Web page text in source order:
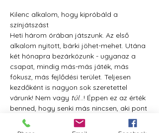
Kilenc alkalom, hogy kipróbáld a
színjátszást
Heti három órában játszunk. Az első
alkalom nyitott, bárki jöhet-mehet. Utána
két hónapra bezárkózunk - ugyanaz a
csapat, mindig más-más játék, más
fókusz, más fejlődési terület. Teljesen
kezdőként is nagyon sok szeretettel
várunk! Nem vagy túl...! Éppen ez az érték
benned, hogy senki más nincsen, aki pont
olyan, mint te vagy. Gyere, fedezd fel egy
kis játékban magad, próbáld ki, milyen